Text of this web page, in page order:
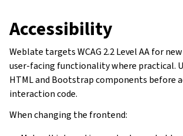
Accessibility
Weblate targets WCAG 2.2 Level AA for
user-facing functionality where practical.
HTML and Bootstrap components before
interaction code.
When changing the frontend: